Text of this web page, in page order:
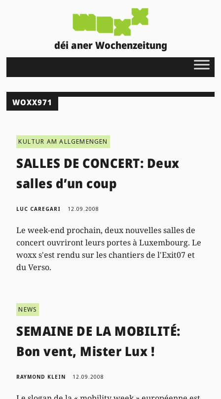
déi aner Wochenzeitung
WOXX971
KULTUR AM ALLGEMENGEN
SALLES DE CONCERT: Deux
salles d’un coup
LUC CAREGARI 12.09.2008
Le week-end prochain, deux nouvelles salles de
concert ouvriront leurs portes à Luxembourg. Le
woxx s'est rendu sur les chantiers de l'Exit07 et
du Verso.
NEWS
SEMAINE DE LA MOBILITÉ:
Bon vent, Mister Lux !
RAYMOND KLEIN 12.09.2008